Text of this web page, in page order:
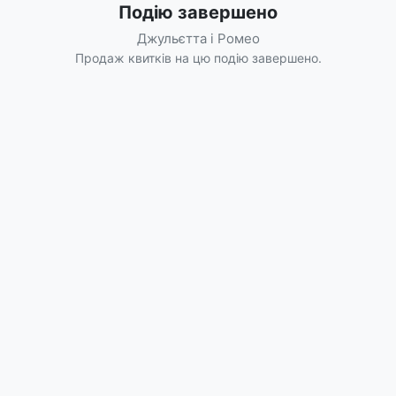
Подію завершено
Джульєтта і Ромео
Продаж квитків на цю подію завершено.